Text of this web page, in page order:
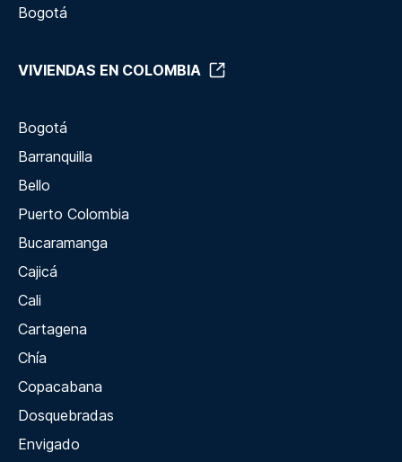
Bogotá
VIVIENDAS EN COLOMBIA
Bogotá
Barranquilla
Bello
Puerto Colombia
Bucaramanga
Cajicá
Cali
Cartagena
Chía
Copacabana
Dosquebradas
Envigado